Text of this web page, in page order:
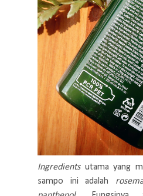
Ingredients utama yang
sampo ini adalah